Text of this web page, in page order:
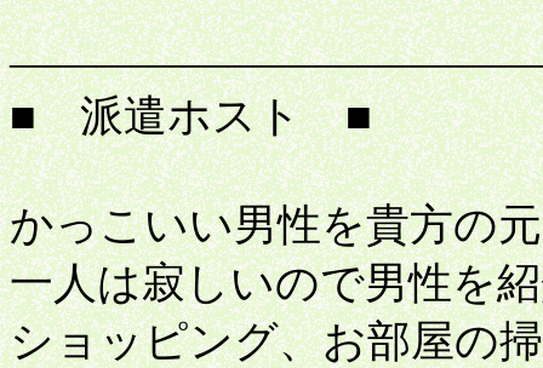
■ 派遣ホスト ■
かっこいい男性を貴方の
一人は寂しいので男性を
ショッピング、お部屋の